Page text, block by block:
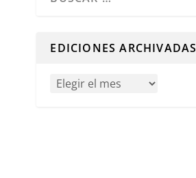
EDICIONES ARCHIVADAS